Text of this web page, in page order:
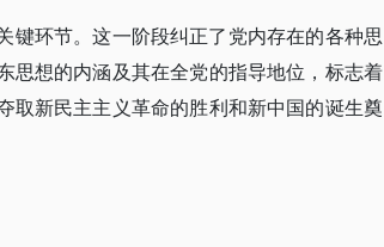
键环节。这一阶段纠正了党内存在的各种思
思想的内涵及其在全党的指导地位，标志着
取新民主主义革命的胜利和新中国的诞生奠